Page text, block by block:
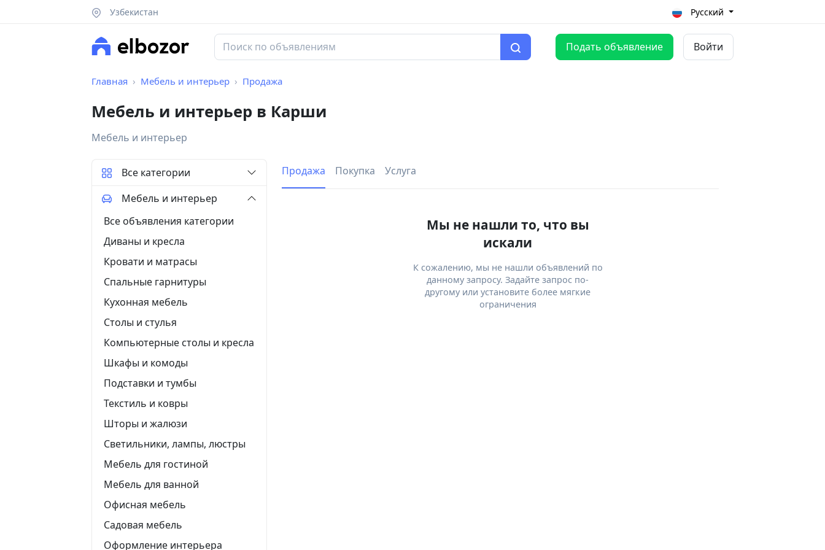
Узбекистан Русский
Подать объявление Войти
Главная Мебель и интерьер Продажа
Мебель и интерьер в Карши
Мебель и интерьер
Продажа Покупка Услуга
Мы не нашли то, что вы
искали
К сожалению, мы не нашли объявлений по
данному запросу. Задайте запрос по-
другому или установите более мягкие
ограничения
Все категории
Мебель и интерьер
Все объявления категории
Диваны и кресла
Кровати и матрасы
Спальные гарнитуры
Кухонная мебель
Столы и стулья
Компьютерные столы и кресла
Шкафы и комоды
Подставки и тумбы
Текстиль и ковры
Шторы и жалюзи
Светильники, лампы, люстры
Мебель для гостиной
Мебель для ванной
Офисная мебель
Садовая мебель
Оформление интерьера